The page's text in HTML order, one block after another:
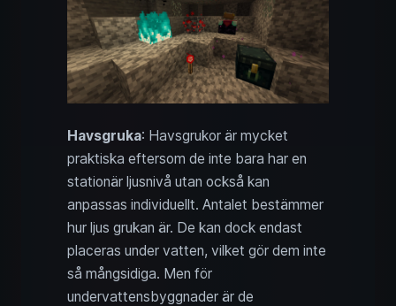
Havsgruka: Havsgrukor är mycket
praktiska eftersom de inte bara har en
stationär ljusnivå utan också kan
anpassas individuellt. Antalet bestämmer
hur ljus grukan är. De kan dock endast
placeras under vatten, vilket gör dem inte
så mångsidiga. Men för
undervattensbyggnader är de